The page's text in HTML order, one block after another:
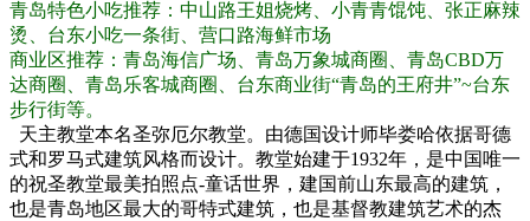
青岛特色小吃推荐：中山路王姐烧烤、小青青馄饨、张正麻辣
烫、台东小吃一条街、营口路海鲜市场
商业区推荐：青岛海信广场、青岛万象城商圈、青岛CBD万
达商圈、青岛乐客城商圈、台东商业街“青岛的王府井”~台东
步行街等。
天主教堂本名圣弥厄尔教堂。由德国设计师毕娄哈依据哥德
式和罗马式建筑风格而设计。教堂始建于1932年，是中国唯一
的祝圣教堂最美拍照点-童话世界，建国前山东最高的建筑，
也是青岛地区最大的哥特式建筑，也是基督教建筑艺术的杰